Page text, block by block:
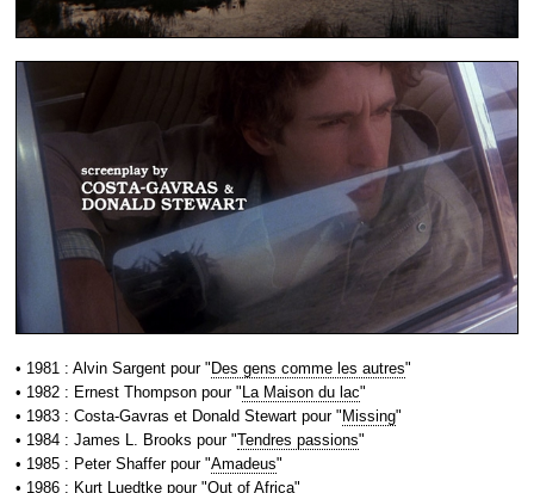
• 1981 : Alvin Sargent pour " Des gens comme les autres"
• 1982 : Ernest Thompson pour " La Maison du lac"
• 1983 : Costa-Gavras et Donald Stewart pour " Missing"
• 1984 : James L. Brooks pour "Tendres passions"
• 1985 : Peter Shaffer pour "Amadeus"
• 1986 : Kurt Luedtke pour "Out of Africa"